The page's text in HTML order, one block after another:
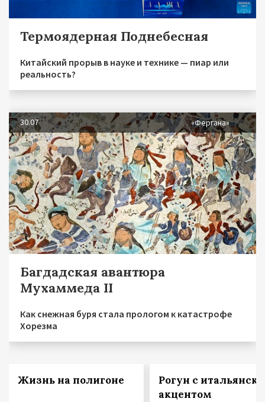
Термоядерная Поднебесная
Китайский прорыв в науке и технике — пиар или
реальность?
30.07 «Фергана»
Багдадская авантюра
Мухаммеда II
Как снежная буря стала прологом к катастрофе
Хорезма
Жизнь на полигоне
Рогун с
акцентом